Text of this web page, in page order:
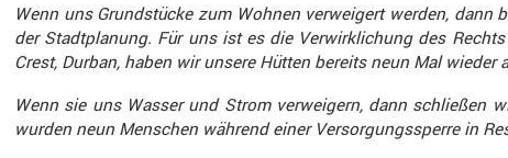
Wenn uns Grund­stücke zum Wohnen verwei­gert werden,
der Stadt­pla­nung. Für uns ist es die Verwirk­li­chung des
Crest, Durban, haben wir unsere Hütten bereits neun Mal wieder
Wenn sie uns Wasser und Strom verwei­gern, dann
wurden neun Menschen während einer Versor­gungs­sperre in